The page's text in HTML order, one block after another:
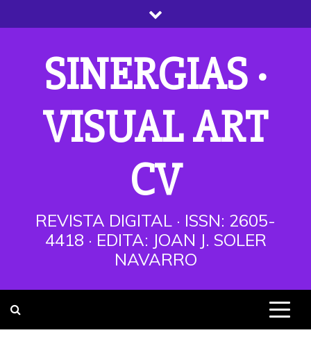
al
SINERGIAS ·
VISUAL ART
CV
REVISTA DIGITAL · ISSN: 2605-
4418 · EDITA: JOAN J. SOLER
NAVARRO